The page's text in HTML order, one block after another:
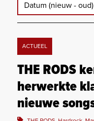
Datum (nieuw - oud)
ACTUEEL
THE RODS
herwerkte
nieuwe